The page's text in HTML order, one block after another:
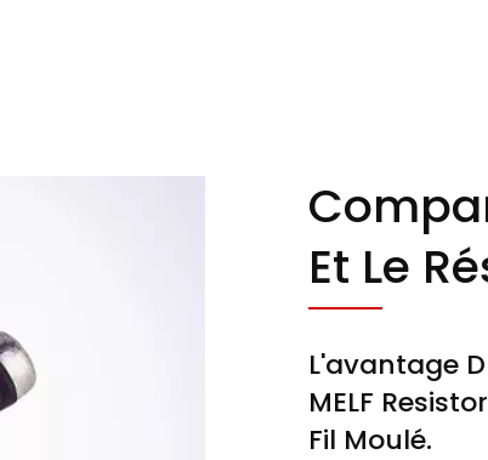
Et Le
L'avantage
MELF
Fil Moulé.